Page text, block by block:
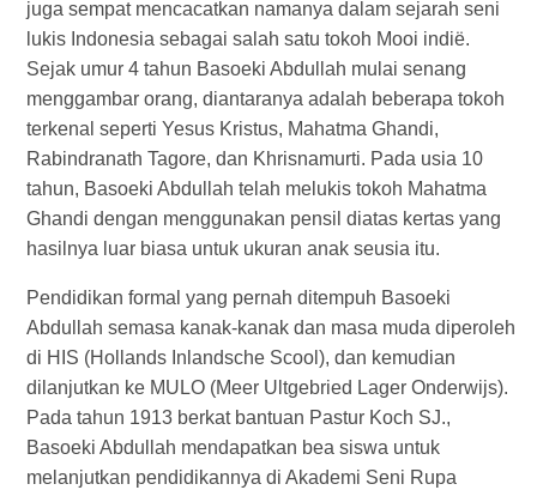
juga sempat mencacatkan namanya dalam sejarah seni
lukis Indonesia sebagai salah satu tokoh Mooi indië.
Sejak umur 4 tahun Basoeki Abdullah mulai senang
menggambar orang, diantaranya adalah beberapa tokoh
terkenal seperti Yesus Kristus, Mahatma Ghandi,
Rabindranath Tagore, dan Khrisnamurti. Pada usia 10
tahun, Basoeki Abdullah telah melukis tokoh Mahatma
Ghandi dengan menggunakan pensil diatas kertas yang
hasilnya luar biasa untuk ukuran anak seusia itu.
Pendidikan formal yang pernah ditempuh Basoeki
Abdullah semasa kanak-kanak dan masa muda diperoleh
di HIS (Hollands Inlandsche Scool), dan kemudian
dilanjutkan ke MULO (Meer Ultgebried Lager Onderwijs).
Pada tahun 1913 berkat bantuan Pastur Koch SJ.,
Basoeki Abdullah mendapatkan bea siswa untuk
melanjutkan pendidikannya di Akademi Seni Rupa